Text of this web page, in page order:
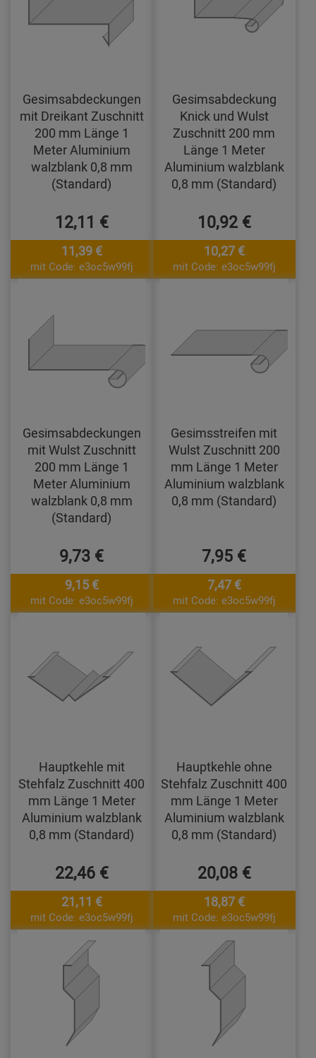
Gesimsabdeckungen
mit Dreikant Zuschnitt
200 mm Länge 1
Meter Aluminium
walzblank 0,8 mm
(Standard)
12,11 €
11,39 €
mit Code: e3oc5w99fj
Gesimsabdeckung
Knick und Wulst
Zuschnitt 200 mm
Länge 1 Meter
Aluminium walzblank
0,8 mm (Standard)
10,92 €
10,27 €
mit Code: e3oc5w99fj
Gesimsabdeckungen
mit Wulst Zuschnitt
200 mm Länge 1
Meter Aluminium
walzblank 0,8 mm
(Standard)
9,73 €
9,15 €
mit Code: e3oc5w99fj
Gesimsstreifen mit
Wulst Zuschnitt 200
mm Länge 1 Meter
Aluminium walzblank
0,8 mm (Standard)
7,95 €
7,47 €
mit Code: e3oc5w99fj
Hauptkehle mit
Stehfalz Zuschnitt 400
mm Länge 1 Meter
Aluminium walzblank
0,8 mm (Standard)
22,46 €
21,11 €
mit Code: e3oc5w99fj
Hauptkehle ohne
Stehfalz Zuschnitt 400
mm Länge 1 Meter
Aluminium walzblank
0,8 mm (Standard)
20,08 €
18,87 €
mit Code: e3oc5w99fj